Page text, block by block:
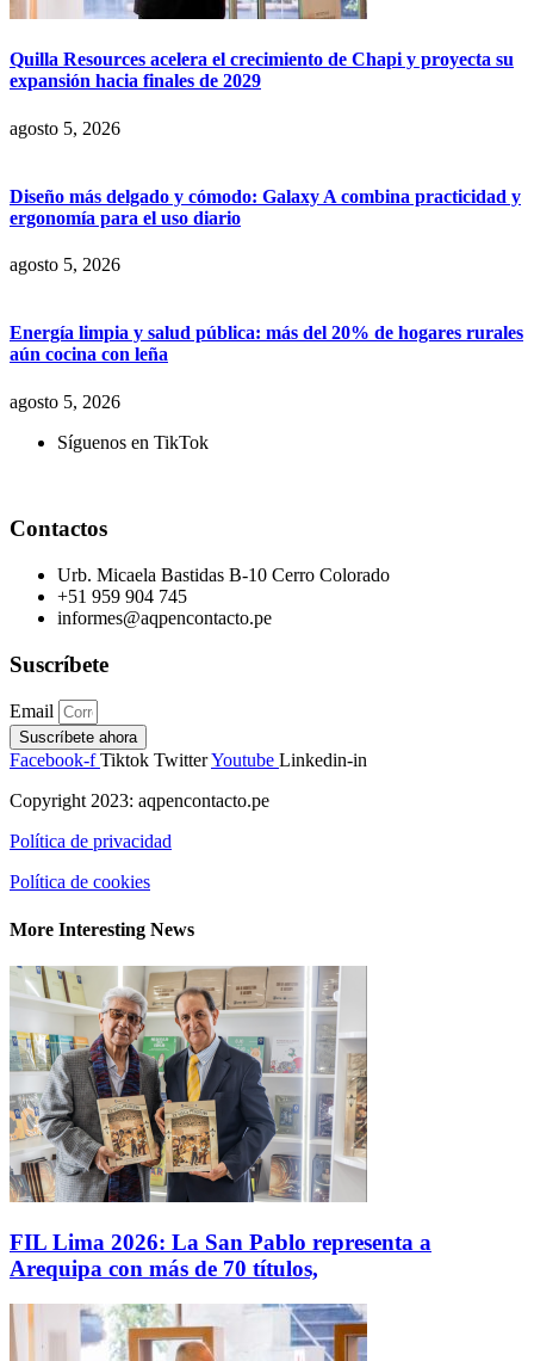
Quilla Resources acelera el crecimiento de Chapi y proyecta su
expansión hacia finales de 2029
agosto 5, 2026
Diseño más delgado y cómodo: Galaxy A combina practicidad y
ergonomía para el uso diario
agosto 5, 2026
Energía limpia y salud pública: más del 20% de hogares rurales
aún cocina con leña
agosto 5, 2026
Síguenos en TikTok
Contactos
Urb. Micaela Bastidas B-10 Cerro Colorado
+51 959 904 745
informes@aqpencontacto.pe
Suscríbete
Email
Suscríbete ahora
Facebook-f Tiktok TwitterYoutube Linkedin-in
Copyright 2023: aqpencontacto.pe
Política de privacidad
Política de cookies
More Interesting News
FIL Lima 2026: La San Pablo representa a
Arequipa con más de 70 títulos,